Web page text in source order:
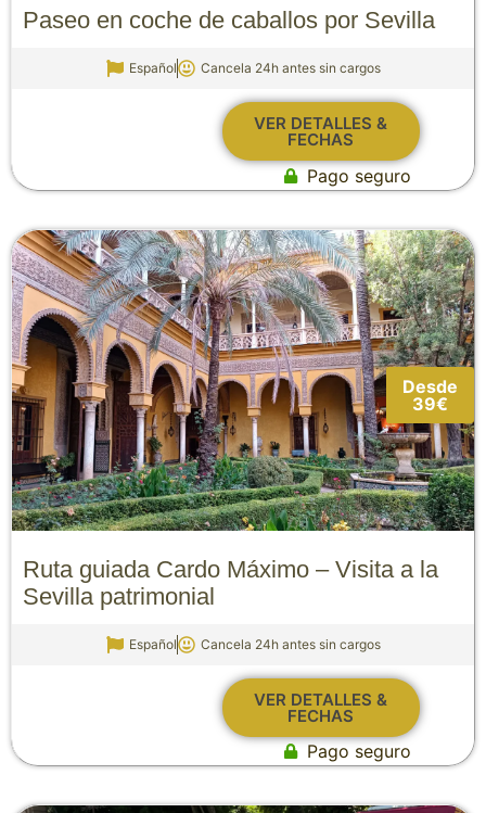
Paseo en coche de caballos por Sevilla
Español Cancela 24h antes sin cargos
VER DETALLES &
FECHAS
Pago seguro
Desde
39€
Ruta guiada Cardo Máximo – Visita a la
Sevilla patrimonial
Español Cancela 24h antes sin cargos
VER DETALLES &
FECHAS
Pago seguro